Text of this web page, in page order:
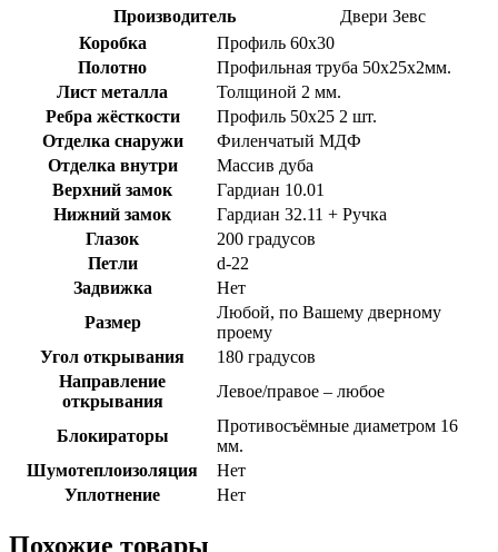
Производитель
Двери Зевс
Коробка
Профиль 60х30
Полотно
Профильная труба 50х25х2мм.
Лист металла
Толщиной 2 мм.
Ребра жёсткости
Профиль 50х25 2 шт.
Отделка снаружи
Филенчатый МДФ
Отделка внутри
Массив дуба
Верхний замок
Гардиан 10.01
Нижний замок
Гардиан 32.11 + Ручка
Глазок
200 градусов
Петли
d-22
Задвижка
Нет
Размер
Любой, по Вашему дверному
проему
Угол открывания
180 градусов
Направление
открывания
Левое/правое – любое
Блокираторы
Противосъёмные диаметром 16
мм.
Шумотеплоизоляция
Нет
Уплотнение
Нет
Похожие товары